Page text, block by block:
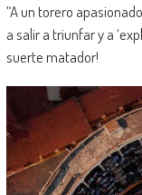
“A un torero
a salir a triunfar y a
suerte matador!